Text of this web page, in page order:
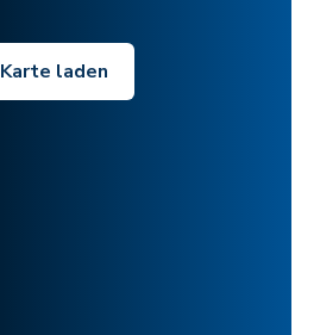
Karte laden